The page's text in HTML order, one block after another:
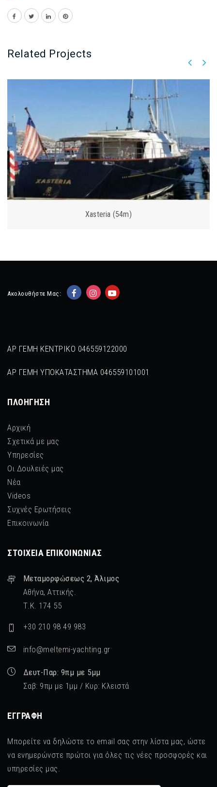
Related Projects
Xasteria (54m)
Ακολουθήστε Μας:
ΑΡ ΓΕΜΗ ΚΕΝΤΡΙΚΟ 046559122000
ΑΡ ΓΕΜΗ ΥΠΟΚΑΤΑΣΤΗΜΑ 046559101001
ΠΛΟΉΓΗΣΗ
Αρχική
Σχετικά με μας
Υπηρεσίες
Οι Δουλειές μας
Νέα
Videos
Συχνές Ερωτήσεις
Επικοινωνία
ΣΤΟΙΧΕΊΑ ΕΠΙΚΟΙΝΩΝΊΑΣ
Μεταμορφὠσεως 2, Άλιμος
Αθήνα, Αττικής.
Τ.Κ. 174 55
+30 210 98 49 983
info@meltemi-yachting.gr
Δευτ-Παρ: 9πμ με 5μμ
Σαβ: 9πμ με 1μμ / Κυρ: Κλειστά
ΕΓΓΡΑΦΉ
Μπορείτε να δηλώστε το email σας στην λίστα μας, ώστε
να ενημερώνστε πρώτοι για όλες τις νέες προσφορές και
υπηρεσίες μας.